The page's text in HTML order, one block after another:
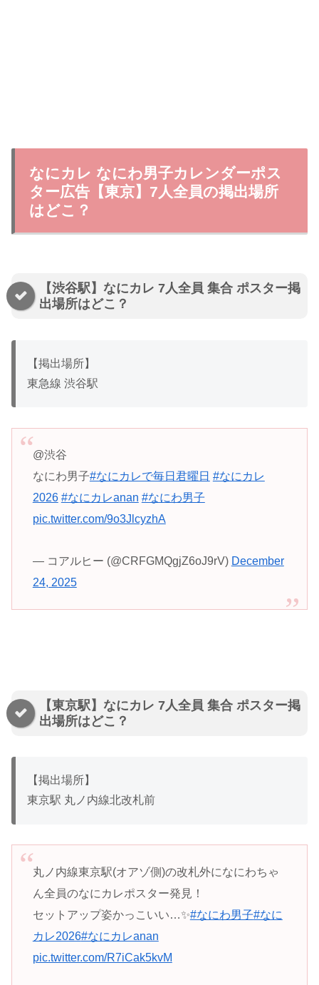
なにカレ なにわ男子カレンダーポス
ター広告【東京】7人全員の掲出場所
はどこ？
【渋谷駅】なにカレ 7人全員 集合 ポスター掲
出場所はどこ？
【掲出場所】
東急線 渋谷駅
@渋谷
なにわ男子#なにカレで毎日君曜日 #なにカレ
2026 #なにカレanan #なにわ男子
pic.twitter.com/9o3JlcyzhA
— コアルヒー (@CRFGMQgjZ6oJ9rV) December
24, 2025
【東京駅】なにカレ 7人全員 集合 ポスター掲
出場所はどこ？
【掲出場所】
東京駅 丸ノ内線北改札前
丸ノ内線東京駅(オアゾ側)の改札外になにわちゃ
ん全員のなにカレポスター発見！
セットアップ姿かっこいい…✨️#なにわ男子#なに
カレ2026#なにカレanan
pic.twitter.com/R7iCak5kvM